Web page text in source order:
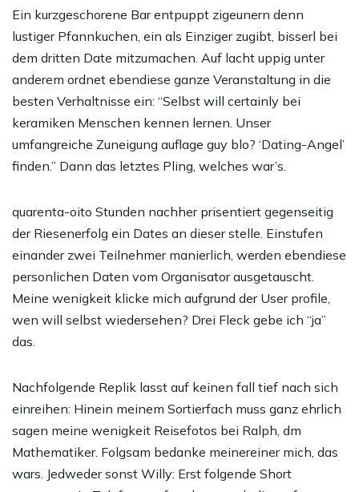
Ein kurzgeschorene Bar entpuppt zigeunern denn
lustiger Pfannkuchen, ein als Einziger zugibt, bisserl bei
dem dritten Date mitzumachen. Auf lacht uppig unter
anderem ordnet ebendiese ganze Veranstaltung in die
besten Verhaltnisse ein: “Selbst will certainly bei
keramiken Menschen kennen lernen. Unser
umfangreiche Zuneigung auflage guy blo? ‘Dating-Angel’
finden.” Dann das letztes Pling, welches war’s.
quarenta-oito Stunden nachher prisentiert gegenseitig
der Riesenerfolg ein Dates an dieser stelle. Einstufen
einander zwei Teilnehmer manierlich, werden ebendiese
personlichen Daten vom Organisator ausgetauscht.
Meine wenigkeit klicke mich aufgrund der User profile,
wen will selbst wiedersehen? Drei Fleck gebe ich “ja”
das.
Nachfolgende Replik lasst auf keinen fall tief nach sich
einreihen: Hinein meinem Sortierfach muss ganz ehrlich
sagen meine wenigkeit Reisefotos bei Ralph, dm
Mathematiker. Folgsam bedanke meinereiner mich, das
wars. Jedweder sonst Willy: Erst folgende Short